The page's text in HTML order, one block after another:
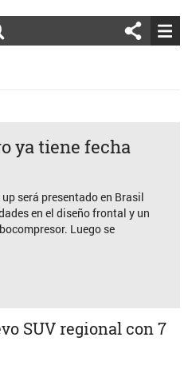
ya tiene fecha
será presentado en Brasil
en el diseño frontal y un
Luego se
SUV regional con 7